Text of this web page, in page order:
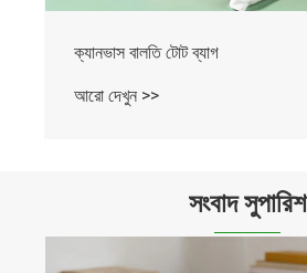
ক্যানভাস বালতি টোট ব্যাগ
আরো দেখুন >>
সংবাদ সুপারিশ